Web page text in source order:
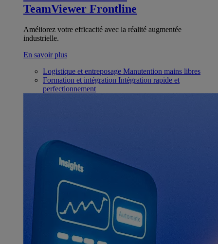
TeamViewer Frontline
Améliorez votre efficacité avec la réalité augmentée
industrielle.
En savoir plus
Logistique et entreposage Manutention mains libres
Formation et intégration Intégration rapide et
perfectionnement